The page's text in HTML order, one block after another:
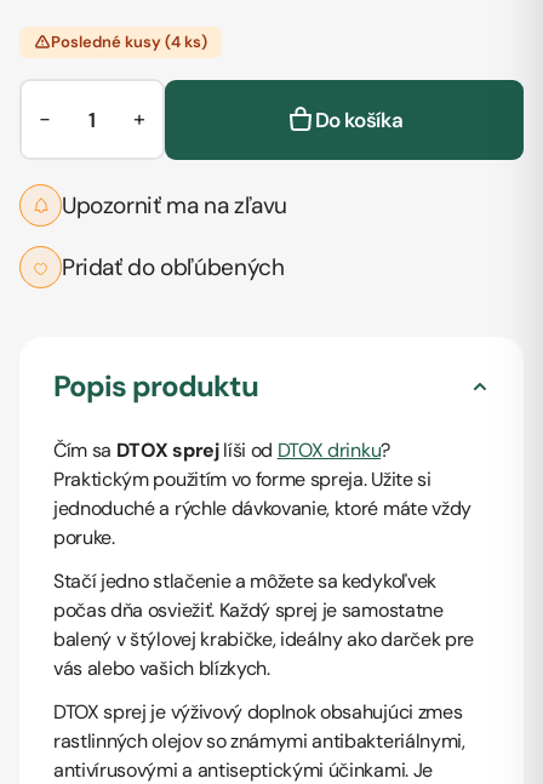
Posledné kusy (4 ks)
− + Do košíka
Upozorniť ma na zľavu
Pridať do obľúbených
Popis produktu
Čím sa DTOX sprejlíši od DTOX drinku?
Praktickým použitím vo forme spreja. Užite si
jednoduché a rýchle dávkovanie, ktoré máte vždy
poruke.
Stačí jedno stlačenie a môžete sa kedykoľvek
počas dňa osviežiť. Každý sprej je samostatne
balený v štýlovej krabičke, ideálny ako darček pre
vás alebo vašich blízkych.
DTOX sprej je výživový doplnok obsahujúci zmes
rastlinných olejov so známymi antibakteriálnymi,
antivírusovými a antiseptickými účinkami. Je